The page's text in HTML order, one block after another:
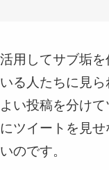
用してサブ垢
る人たちに見
い投稿を分け
ツイートを見せ
のです。